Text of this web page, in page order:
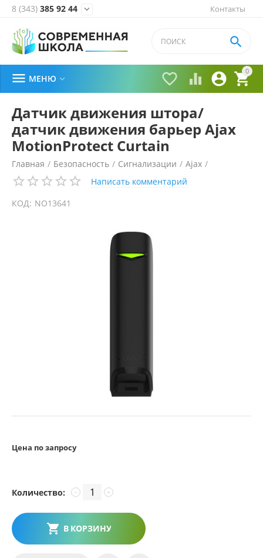
Контакты
8 (343) 385 92 44 
0


 

 МЕНЮ 
Датчик движения штора/
датчик движения барьер Ajax
MotionProtect Curtain
Главная / Безопасность / Сигнализации / Ajax /
Написать комментарий
КОД: NO13641
Цена по запросу
Количество: +
−
В КОРЗИНУ